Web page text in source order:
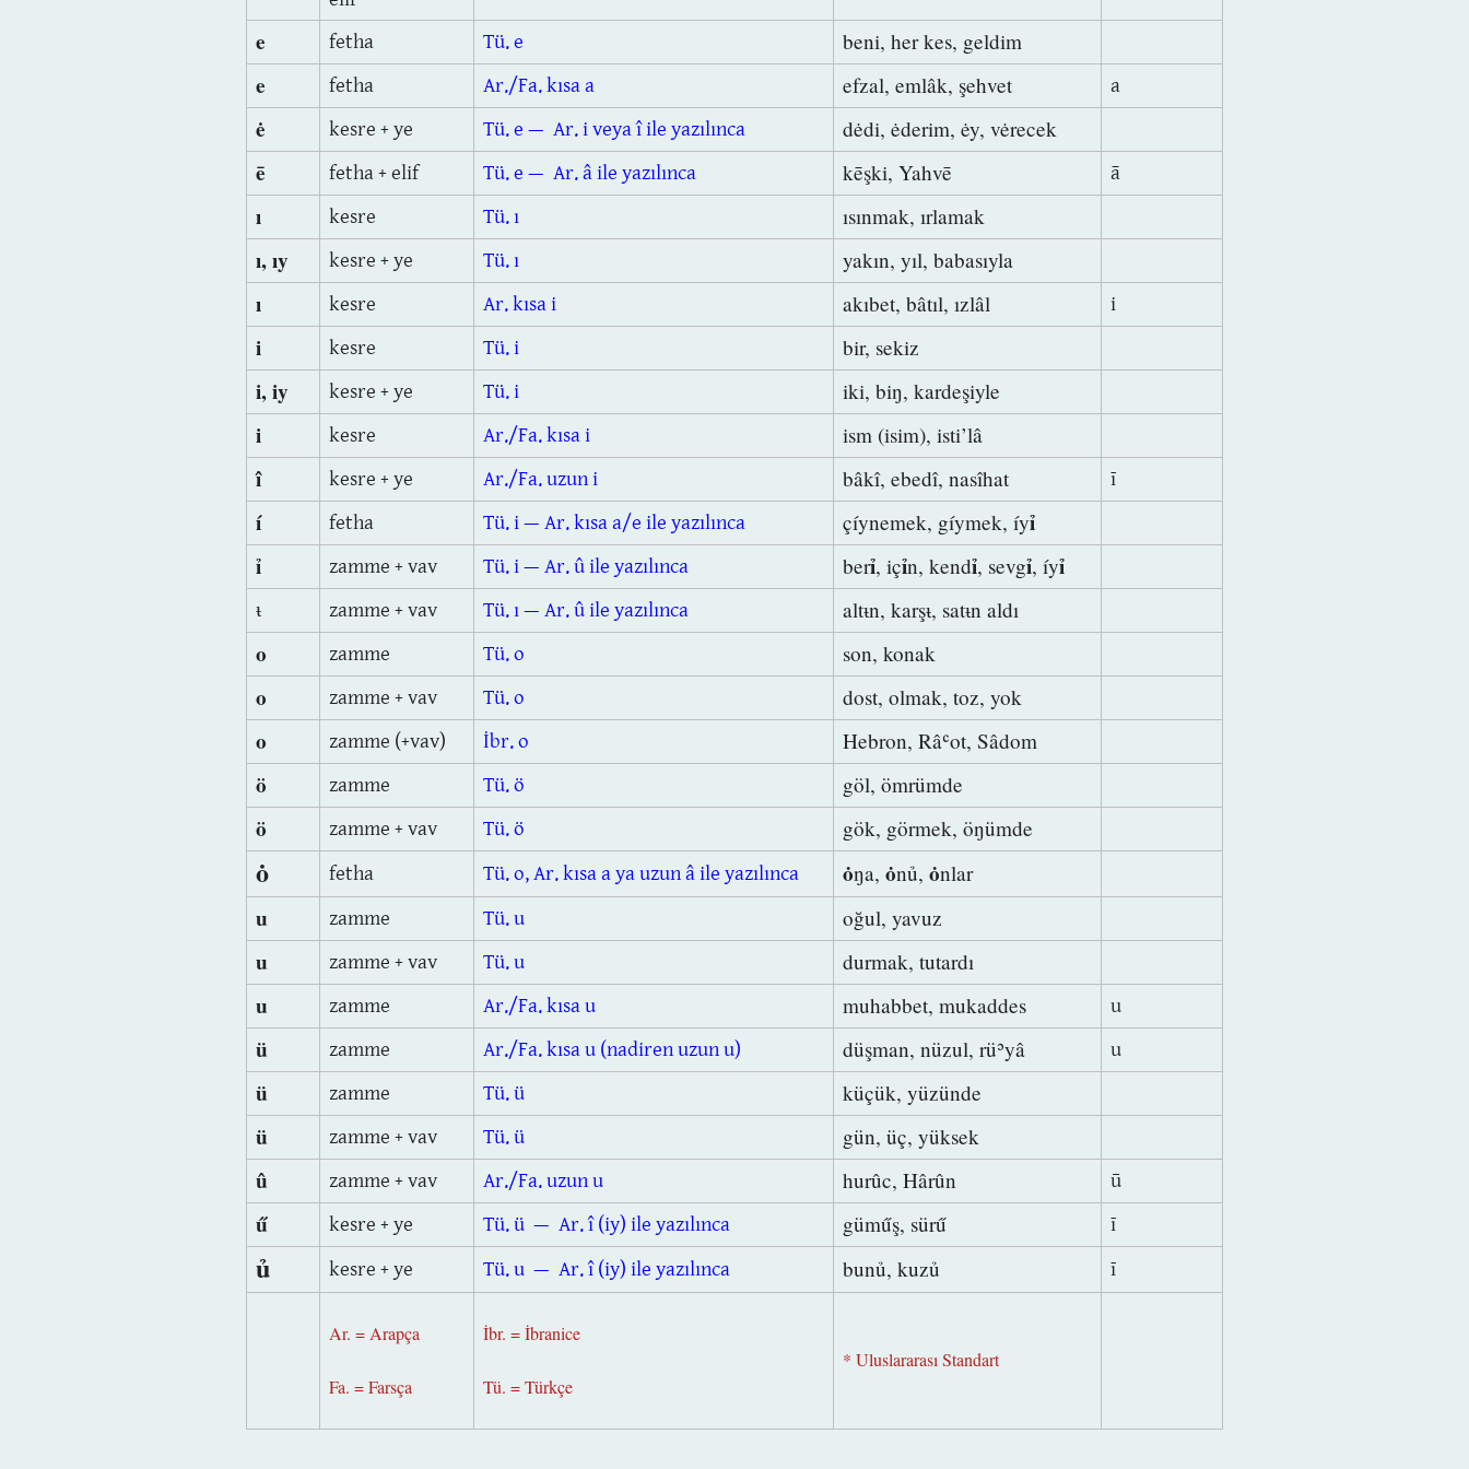
e fetha Tü. e beni, her kes, geldim
e fetha Ar./Fa. kısa a efzal, emlâk, şehvet a
ė kesre + ye Tü. e — Ar. i veya î ile yazılınca dėdi, ėderim, ėy, vėrecek
ē fetha + elif Tü. e — Ar. â ile yazılınca kēşki, Yahvē ā
ı kesre Tü. ı ısınmak, ırlamak
ı, ıy kesre + ye Tü. ı yakın, yıl, babasıyla
ı kesre Ar. kısa i akıbet, bâtıl, ızlâl i
i kesre Tü. i bir, sekiz
i, iy kesre + ye Tü. i iki, biŋ, kardeşiyle
i kesre Ar./Fa. kısa i ism (isim), isti’lâ
î kesre + ye Ar./Fa. uzun i bâkî, ebedî, nasîhat ī
í fetha Tü. i — Ar. kısa a/e ile yazılınca çíynemek, gíymek, íyỉ
ỉ
zamme + vav Tü. i — Ar. û ile yazılınca berỉ, içỉn, kendỉ, sevgỉ, íyỉ
ᵼ zamme + vav Tü. ı — Ar. û ile yazılınca altᵼn, karşᵼ, satᵼn aldı
o zamme Tü. o son, konak
o zamme + vav Tü. o dost, olmak, toz, yok
o zamme (+vav) İbr. o Hebron, Râʿot, Sâdom
ö zamme Tü. ö göl, ömrümde
ö zamme + vav Tü. ö gök, görmek, öŋümde
ȯ fetha Tü. o, Ar. kısa a ya uzun â ile yazılınca ȯŋa, ȯnủ, ȯnlar
u zamme Tü. u oğul, yavuz
u zamme + vav Tü. u durmak, tutardı
u zamme Ar./Fa. kısa u muhabbet, mukaddes u
ü zamme Ar./Fa. kısa u (nadiren uzun u) düşman, nüzul, rüʾyâ u
ü zamme Tü. ü küçük, yüzünde
ü zamme + vav Tü. ü gün, üç, yüksek
û zamme + vav Ar./Fa. uzun u hurûc, Hârûn ū
ű kesre + ye Tü. ü — Ar. î (iy) ile yazılınca güműş, sürű ī
ủ kesre + ye Tü. u — Ar. î (iy) ile yazılınca bunủ, kuzủ ī
Ar. = Arapça
Fa. = Farsça
İbr. = İbranice
Tü. = Türkçe
* Uluslararası Standart